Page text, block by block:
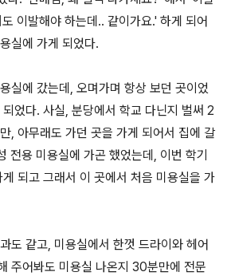
이발해야 하는데.. 같이가요.' 하게 되어
실에 가게 되었다.
실에 갔는데, 오며가며 항상 보던 곳이었
었다. 사실, 분당에서 학교 다닌지 벌써 2
, 아무래도 가던 곳을 가게 되어서 집에 갈
전용 미용실에 가곤 했었는데, 이번 학기
되고 그래서 이 곳에서 처음 미용실을 가
도 같고, 미용실에서 한껏 드라이와 헤어
주어봐도 미용실 나온지 30분만에 전문